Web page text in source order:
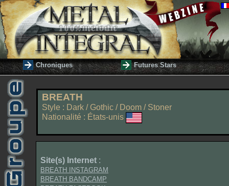
Chroniques Futures Stars
BREATH
Style : Dark / Gothic / Doom / Stoner
Nationalité : États-unis
Site(s) Internet :
BREATH INSTAGRAM
BREATH BANDCAMP